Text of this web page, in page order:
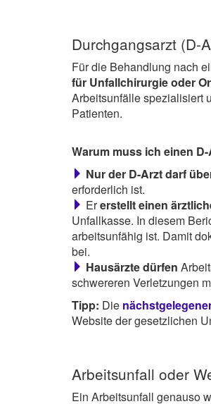
Durchgangsarzt (D-
Für die Behandlung nach
für Unfallchirurgie oder
Arbeitsunfälle spezialisiert
Patienten.
Warum muss ich einen
Nur der D-Arzt darf
erforderlich ist.
Ererstellt einen
Unfallkasse. In diesem
arbeitsunfähig ist. Damit
bei.
Hausärzte dürfen
schwereren Verletzungen
Tipp: Die
Website der gesetzlichen
Arbeitsunfall oder
Ein Arbeitsunfall genauso